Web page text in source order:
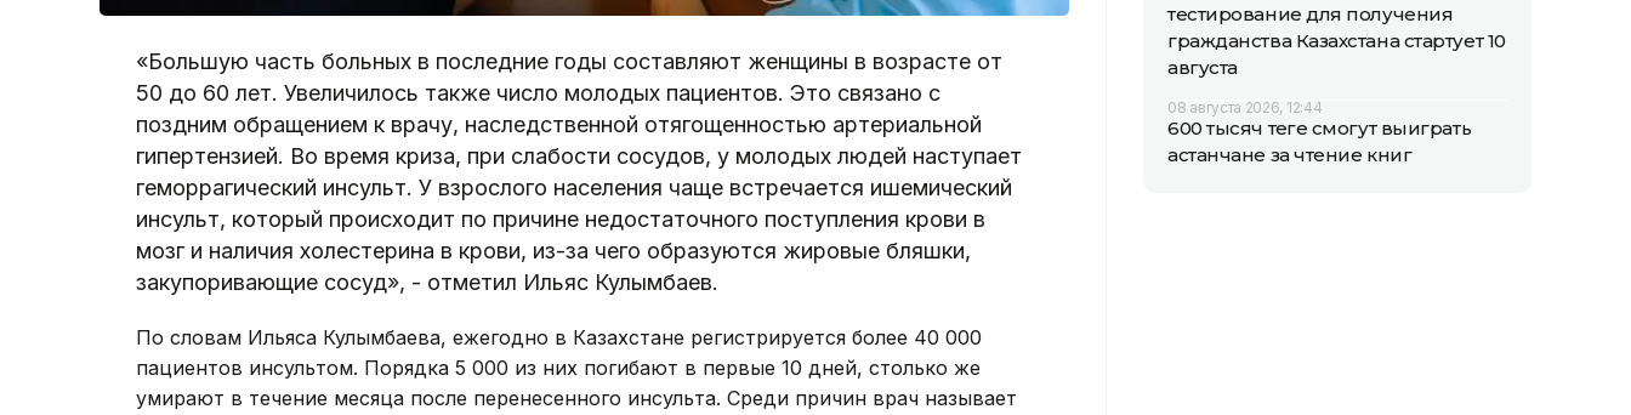
«Большую часть больных в последние годы составляют женщины в возрасте от
50 до 60 лет. Увеличилось также число молодых пациентов. Это связано с
поздним обращением к врачу, наследственной отягощенностью артериальной
гипертензией. Во время криза, при слабости сосудов, у молодых людей наступает
геморрагический инсульт. У взрослого населения чаще встречается ишемический
инсульт, который происходит по причине недостаточного поступления крови в
мозг и наличия холестерина в крови, из-за чего образуются жировые бляшки,
закупоривающие сосуд», - отметил Ильяс Кулымбаев.
По словам Ильяса Кулымбаева, ежегодно в Казахстане регистрируется более 40 000
пациентов инсультом. Порядка 5 000 из них погибают в первые 10 дней, столько же
умирают в течение месяца после перенесенного инсульта. Среди причин врач называет
тестирование для получения
гражданства Казахстана стартует 10
августа
08 августа 2026, 12:44
600 тысяч теңге смогут выиграть
астанчане за чтение книг